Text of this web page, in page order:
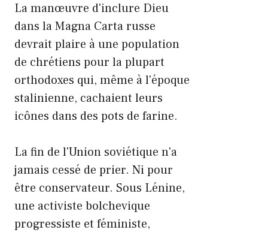
La manœuvre d'inclure Dieu
dans la Magna Carta russe
devrait plaire à une population
de chrétiens pour la plupart
orthodoxes qui, même à l'époque
stalinienne, cachaient leurs
icônes dans des pots de farine.
La fin de l'Union soviétique n'a
jamais cessé de prier. Ni pour
être conservateur. Sous Lénine,
une activiste bolchevique
progressiste et féministe,